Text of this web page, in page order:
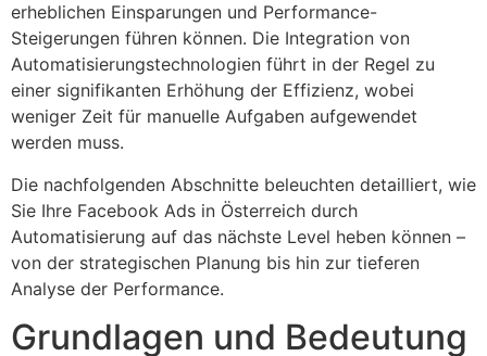
erheblichen Einsparungen und Performance-
Steigerungen führen können. Die Integration von
Automatisierungstechnologien führt in der Regel zu
einer signifikanten Erhöhung der Effizienz, wobei
weniger Zeit für manuelle Aufgaben aufgewendet
werden muss.
Die nachfolgenden Abschnitte beleuchten detailliert, wie
Sie Ihre Facebook Ads in Österreich durch
Automatisierung auf das nächste Level heben können –
von der strategischen Planung bis hin zur tieferen
Analyse der Performance.
Grundlagen und Bedeutung